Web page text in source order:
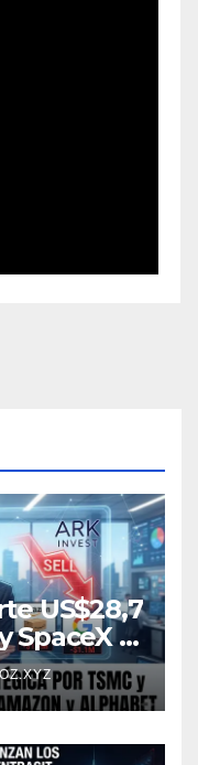
US$28,7
SpaceX y